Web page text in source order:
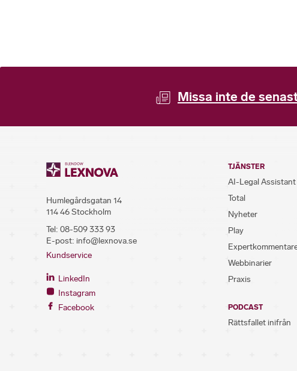
Missa inte de
Humlegårdsgatan 14
114 46 Stockholm
Tel: 08-509 333 93
E-post: info@lexnova.se
Kundservice
LinkedIn
Instagram
Facebook
TJÄNSTER
AI-Legal Assistant
Total
Nyheter
Play
Webbinarier
Praxis
PODCAST
Rättsfallet inifrån